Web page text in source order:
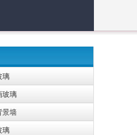
璃
玻璃
景墙
璃